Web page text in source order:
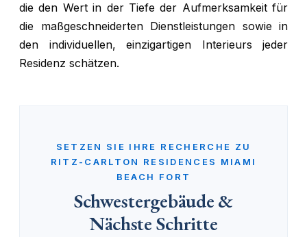
die den Wert in der Tiefe der Aufmerksamkeit für
die maßgeschneiderten Dienstleistungen sowie in
den individuellen, einzigartigen Interieurs jeder
Residenz schätzen.
SETZEN SIE IHRE RECHERCHE ZU
RITZ-CARLTON RESIDENCES MIAMI
BEACH FORT
Schwestergebäude &
Nächste Schritte